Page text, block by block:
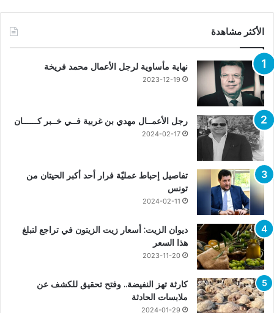
الأكثر مشاهدة
نهاية مأساوية لرجل الأعمال محمد فريخة
2023-12-19
رجل الأعمــال مهدي بن غربية فــي خــبر كــــــان
2024-02-17
تفاصيل إحباط عمليّة فرار أحد أكبر الحيتان من
تونس
2024-02-11
ديوان الزيت: أسعار زيت الزيتون في تراجع لتبلغ
هذا السعر
2023-11-20
كارثة تهز النفيضة.. وفتح تحقيق للكشف عن
ملابسات الحادثة
2024-01-29